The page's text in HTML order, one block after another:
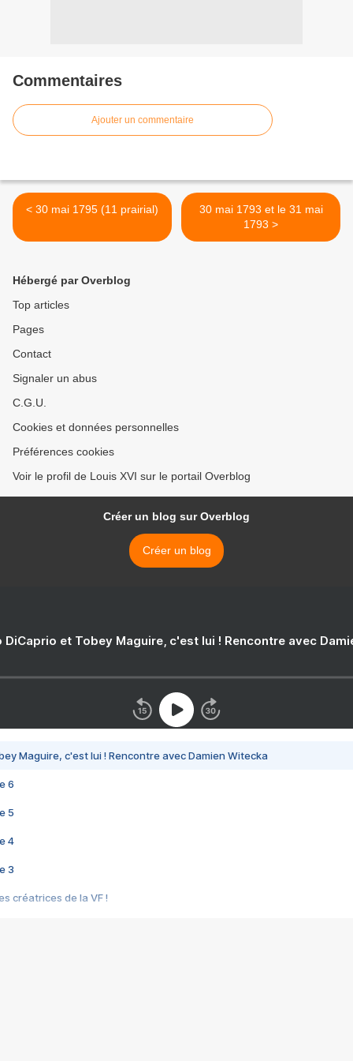
Commentaires
Ajouter un commentaire
< 30 mai 1795 (11 prairial)
30 mai 1793 et le 31 mai
1793 >
Hébergé par Overblog
Top articles
Pages
Contact
Signaler un abus
C.G.U.
Cookies et données personnelles
Préférences cookies
Voir le profil de Louis XVI sur le portail Overblog
Créer un blog sur Overblog
Créer un blog
DiCaprio et Tobey Maguire, c'est lui ! Rencontre avec
Maguire, c'est lui ! Rencontre avec Damien Witecka
6
5
4
3
créatrices de la VF !